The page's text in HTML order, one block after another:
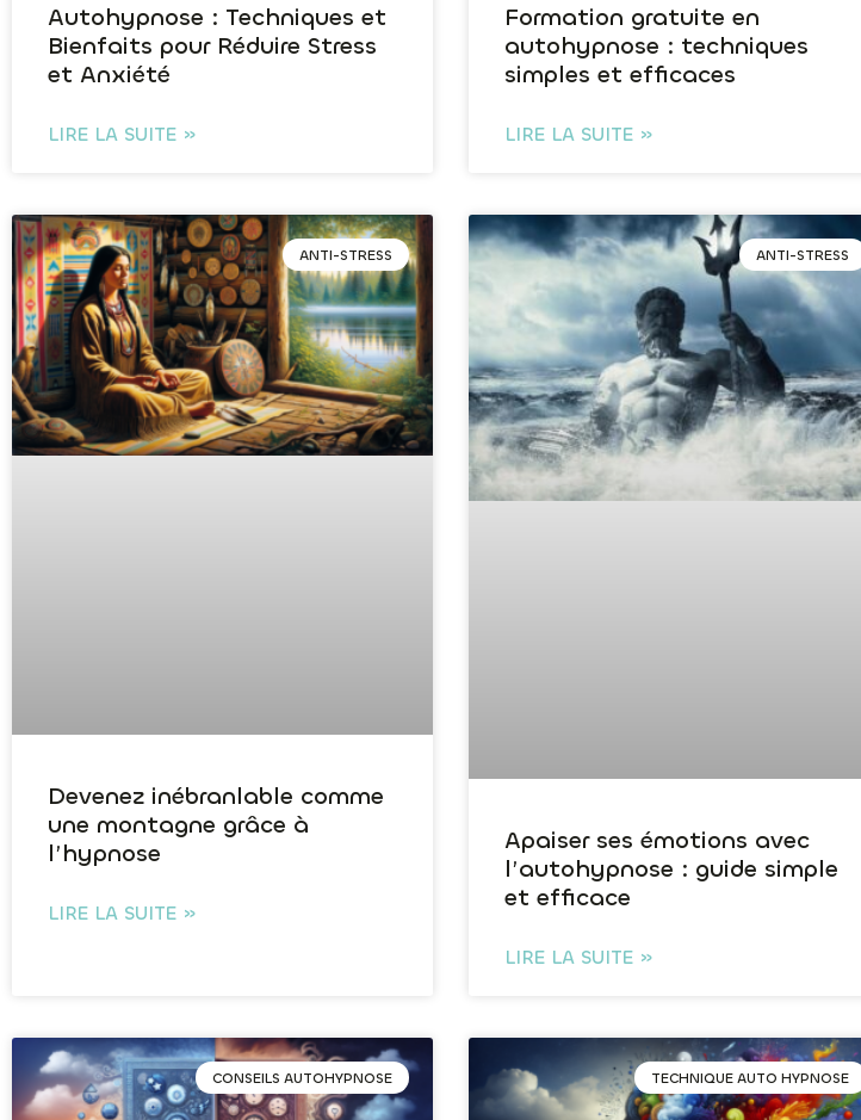
Autohypnose : Techniques et
Bienfaits pour Réduire Stress
et Anxiété
LIRE LA SUITE »
Formation gratuite en
autohypnose : techniques
simples et efficaces
LIRE LA SUITE »
ANTI-STRESS
Devenez inébranlable comme
une montagne grâce à
l’hypnose
LIRE LA SUITE »
ANTI-STRESS
Apaiser ses émotions avec
l’autohypnose : guide simple
et efficace
LIRE LA SUITE »
CONSEILS AUTOHYPNOSE TECHNIQUE AUTO HYPNOSE